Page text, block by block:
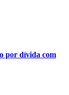
por dívida com